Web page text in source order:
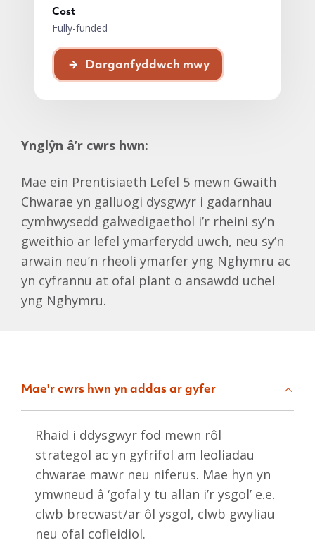
Cost
Fully-funded
Darganfyddwch mwy
Ynglŷn â’r cwrs hwn:
Mae ein Prentisiaeth Lefel 5 mewn Gwaith
Chwarae yn galluogi dysgwyr i gadarnhau
cymhwysedd galwedigaethol i’r rheini sy’n
gweithio ar lefel ymarferydd uwch, neu sy’n
arwain neu’n rheoli ymarfer yng Nghymru ac
yn cyfrannu at ofal plant o ansawdd uchel
yng Nghymru.
Mae'r cwrs hwn yn addas ar gyfer
Rhaid i ddysgwyr fod mewn rôl
strategol ac yn gyfrifol am leoliadau
chwarae mawr neu niferus. Mae hyn yn
ymwneud â ‘gofal y tu allan i’r ysgol’ e.e.
clwb brecwast/ar ôl ysgol, clwb gwyliau
neu ofal cofleidiol.